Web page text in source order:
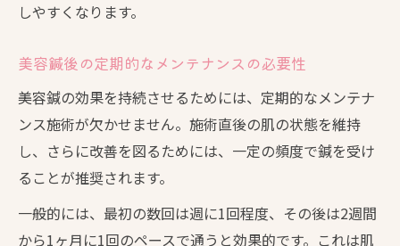
しやすくなります。
美容鍼後の定期的なメンテナンスの必要性
美容鍼の効果を持続させるためには、定期的なメンテナ
ンス施術が欠かせません。施術直後の肌の状態を維持
し、さらに改善を図るためには、一定の頻度で鍼を受け
ることが推奨されます。
一般的には、最初の数回は週に1回程度、その後は2週間
から1ヶ月に1回のペースで通うと効果的です。これは肌